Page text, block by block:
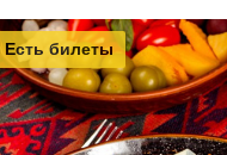
Есть билеты